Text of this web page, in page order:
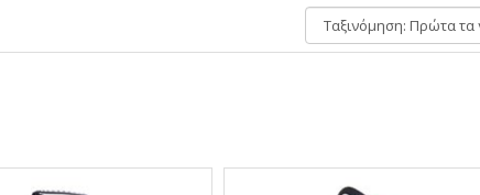
Ταξινόμηση: